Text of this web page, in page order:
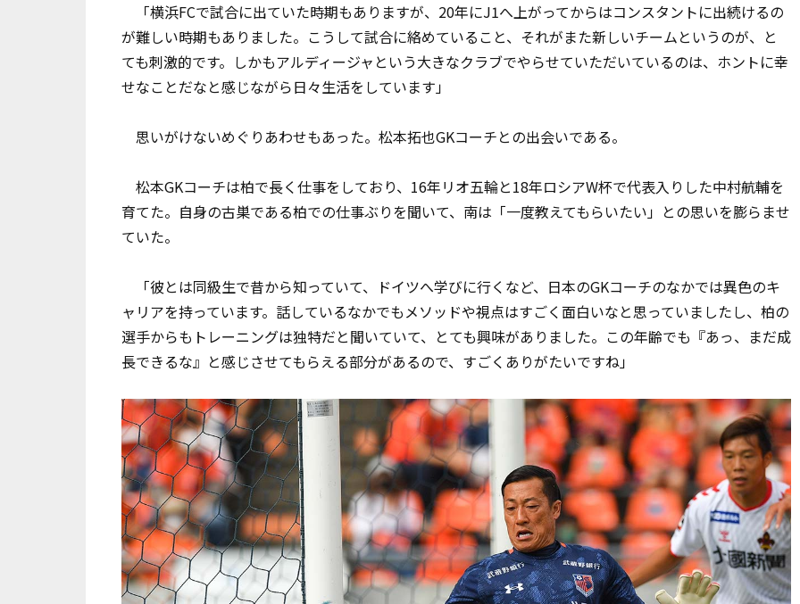
「横浜FCで試合に出ていた時期もありますが、20年にJ1へ上がってからはコンスタントに出続けるの
が難しい時期もありました。こうして試合に絡めていること、それがまた新しいチームというのが、と
ても刺激的です。しかもアルディージャという大きなクラブでやらせていただいているのは、ホントに幸
せなことだなと感じながら日々生活をしています」
思いがけないめぐりあわせもあった。松本拓也GKコーチとの出会いである。
松本GKコーチは柏で長く仕事をしており、16年リオ五輪と18年ロシアW杯で代表入りした中村航輔を
育てた。自身の古巣である柏での仕事ぶりを聞いて、南は「一度教えてもらいたい」との思いを膨らませ
ていた。
「彼とは同級生で昔から知っていて、ドイツへ学びに行くなど、日本のGKコーチのなかでは異色のキ
ャリアを持っています。話しているなかでもメソッドや視点はすごく面白いなと思っていましたし、柏の
選手からもトレーニングは独特だと聞いていて、とても興味がありました。この年齢でも『あっ、まだ成
長できるな』と感じさせてもらえる部分があるので、すごくありがたいですね」